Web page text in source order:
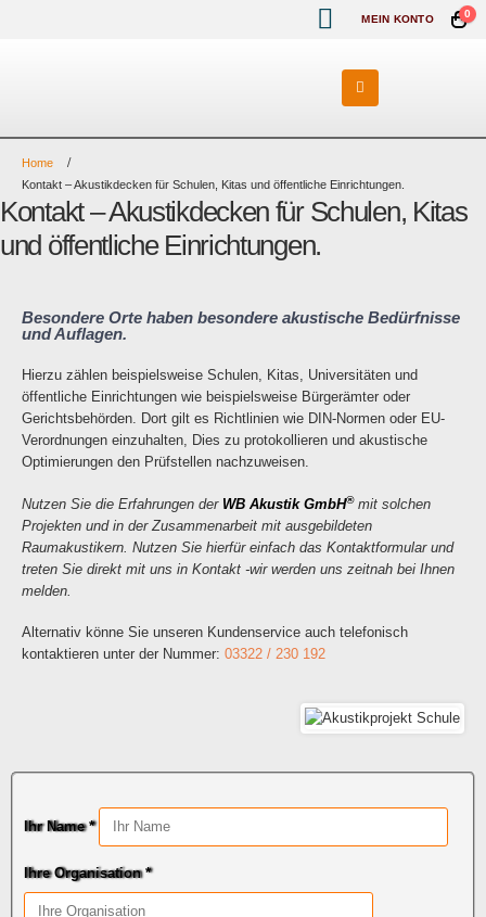
MEIN KONTO 0
Home
Kontakt – Akustikdecken für Schulen, Kitas und öffentliche Einrichtungen.
Kontakt – Akustikdecken für Schulen, Kitas
und öffentliche Einrichtungen.
Besondere Orte haben besondere akustische Bedürfnisse
und Auflagen.
Hierzu zählen beispielsweise Schulen, Kitas, Universitäten und
öffentliche Einrichtungen wie beispielsweise Bürgerämter oder
Gerichtsbehörden. Dort gilt es Richtlinien wie DIN-Normen oder EU-
Verordnungen einzuhalten, Dies zu protokollieren und akustische
Optimierungen den Prüfstellen nachzuweisen.
Nutzen Sie die Erfahrungen der WB Akustik GmbH®mit solchen
Projekten und in der Zusammenarbeit mit ausgebildeten
Raumakustikern. Nutzen Sie hierfür einfach das Kontaktformular und
treten Sie direkt mit uns in Kontakt -wir werden uns zeitnah bei Ihnen
melden.
Alternativ könne Sie unseren Kundenservice auch telefonisch
kontaktieren unter der Nummer: 03322 / 230 192
Ihr Name *
Ihre Organisation *